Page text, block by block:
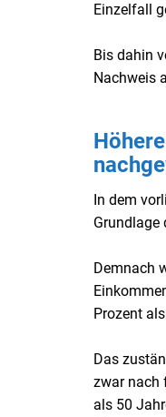
Einzelfall
Bis dahin
Nachweis
In dem
Grundlage
Demnach
Prozent
Das
zwar nach
als 50